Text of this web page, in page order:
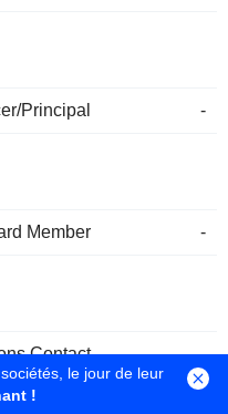
Principal -
Member -
Contact
-
Marketing
-
le jour de leur
!